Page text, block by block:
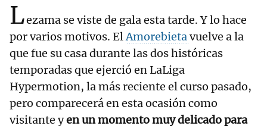
Lezama se viste de gala esta tarde. Y lo hace
por varios motivos. ElAmorebietavuelve a la
que fue su casa durante las dos históricas
temporadas que ejerció en LaLiga
Hypermotion, la más reciente el curso pasado,
pero comparecerá en esta ocasión como
visitante yen un momento muy delicado para